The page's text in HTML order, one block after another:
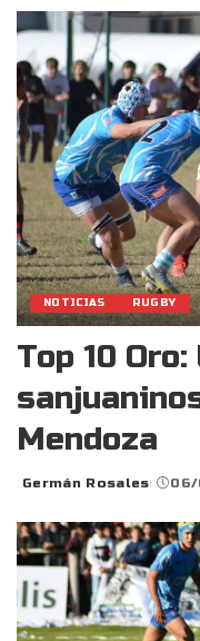
NOTICIAS RUGBY
Top 10
Mendoza
Posted
Germán Rosales 06/